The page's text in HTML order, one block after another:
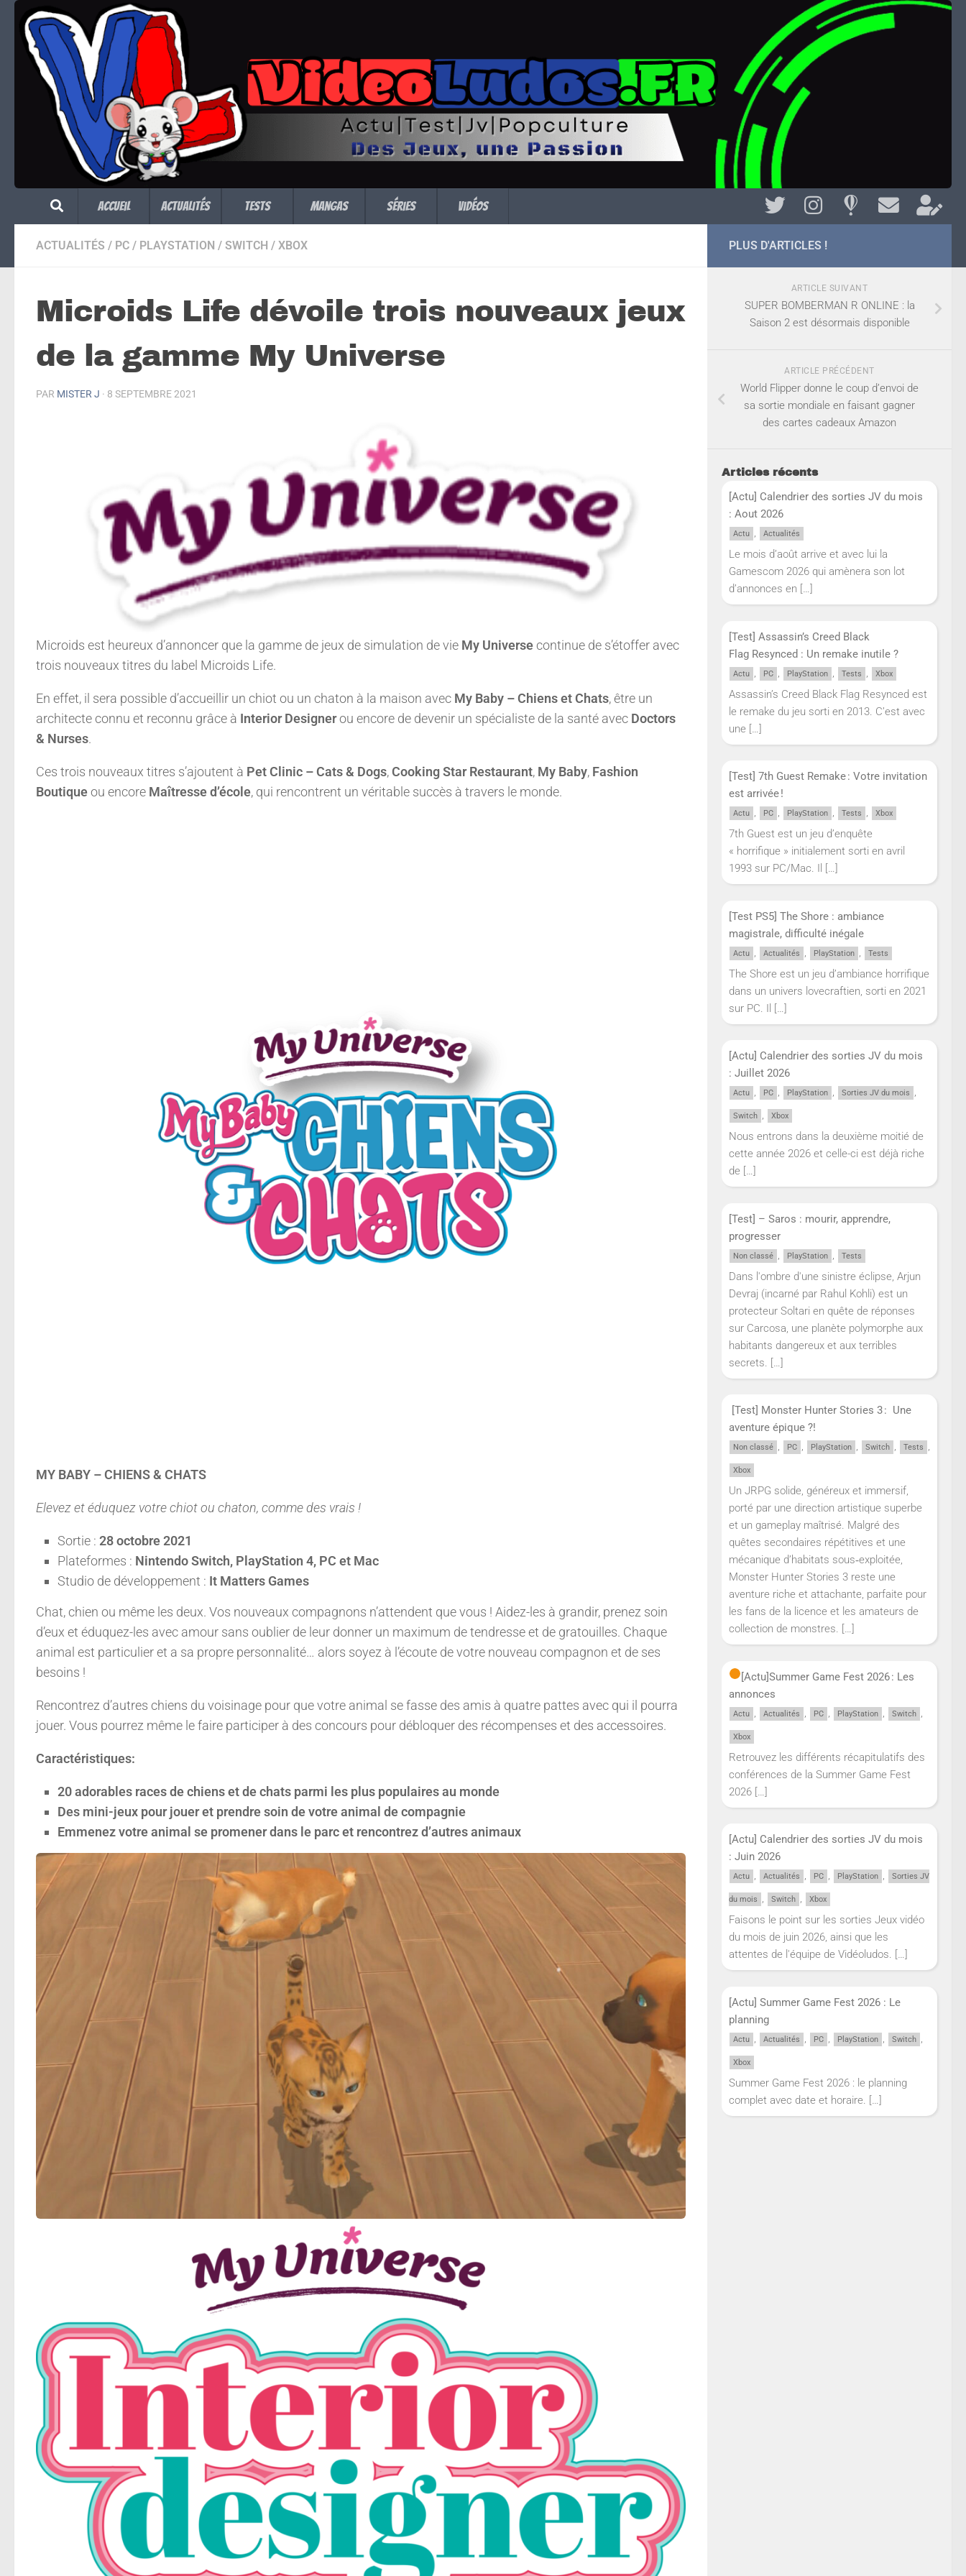
Skip to content
Accueil Actualités Tests Mangas Séries Vidéos
ACTUALITÉS / PC / PLAYSTATION / SWITCH / XBOX
Microids Life dévoile trois nouveaux jeux
de la gamme My Universe
PAR MISTER J · 8 SEPTEMBRE 2021
Microids est heureux d’annoncer que la gamme de jeux de simulation de vie My Universe continue de s’étoffer avec
trois nouveaux titres du label Microids Life.
En effet, il sera possible d’accueillir un chiot ou un chaton à la maison avec My Baby – Chiens et Chats, être un
architecte connu et reconnu grâce à Interior Designerou encore de devenir un spécialiste de la santé avec Doctors
& Nurses.
Ces trois nouveaux titres s’ajoutent à Pet Clinic – Cats & Dogs,Cooking Star Restaurant, My Baby, Fashion
Boutiqueou encore Maîtresse d’école, qui rencontrent un véritable succès à travers le monde.
MY BABY – CHIENS & CHATS
Elevez et éduquez votre chiot ou chaton, comme des vrais !
Sortie : 28 octobre 2021
Plateformes : Nintendo Switch, PlayStation 4, PC et Mac
Studio de développement : It Matters Games
Chat, chien ou même les deux. Vos nouveaux compagnons n’attendent que vous ! Aidez-les à grandir, prenez soin
d’eux et éduquez-les avec amour sans oublier de leur donner un maximum de tendresse et de gratouilles. Chaque
animal est particulier et a sa propre personnalité… alors soyez à l’écoute de votre nouveau compagnon et de ses
besoins !
Rencontrez d’autres chiens du voisinage pour que votre animal se fasse des amis à quatre pattes avec qui il pourra
jouer. Vous pourrez même le faire participer à des concours pour débloquer des récompenses et des accessoires.
Caractéristiques:
20 adorables races de chiens et de chats parmi les plus populaires au monde
Des mini-jeux pour jouer et prendre soin de votre animal de compagnie
Emmenez votre animal se promener dans le parc et rencontrez d’autres animaux
PLUS D'ARTICLES !
ARTICLE SUIVANT
SUPER BOMBERMAN R ONLINE : la
Saison 2 est désormais disponible
ARTICLE PRÉCÉDENT
World Flipper donne le coup d’envoi de
sa sortie mondiale en faisant gagner
des cartes cadeaux Amazon
Articles récents
[Actu] Calendrier des sorties JV du mois
: Aout 2026
Actu , Actualités
Le mois d’août arrive et avec lui la
Gamescom 2026 qui amènera son lot
d’annonces en […]
[Test] Assassin’s Creed Black
Flag Resynced : Un remake inutile ?
Actu , PC , PlayStation , Tests , Xbox
Assassin’s Creed Black Flag Resynced est
le remake du jeu sorti en 2013. C’est avec
une […]
[Test] 7th Guest Remake : Votre invitation
est arrivée !
Actu , PC , PlayStation , Tests , Xbox
7th Guest est un jeu d’enquête
« horrifique » initialement sorti en avril
1993 sur PC/Mac. Il
[…]
[Test PS5] The Shore : ambiance
magistrale, difficulté inégale
Actu , Actualités , PlayStation , Tests
The Shore est un jeu d’ambiance horrifique
dans un univers lovecraftien, sorti en 2021
sur PC. Il […]
[Actu] Calendrier des sorties JV du mois
: Juillet 2026
Actu , PC , PlayStation , Sorties JV du mois ,
Switch , Xbox
Nous entrons dans la deuxième moitié de
cette année 2026 et celle-ci est déjà riche
de […]
[Test] – Saros : mourir, apprendre,
progresser
Non classé , PlayStation , Tests
Dans l'ombre d'une sinistre éclipse, Arjun
Devraj (incarné par Rahul Kohli) est un
protecteur Soltari en quête de réponses
sur Carcosa, une planète polymorphe aux
habitants dangereux et aux terribles
secrets. […]
[Test] Monster Hunter Stories 3 : Une
aventure épique ?!
Non classé , PC , PlayStation , Switch , Tests ,
Xbox
Un JRPG solide, généreux et immersif,
porté par une direction artistique superbe
et un gameplay maîtrisé. Malgré des
quêtes secondaires répétitives et une
mécanique d’habitats sous‑exploitée,
Monster Hunter Stories 3 reste une
aventure riche et attachante, parfaite pour
les fans de la licence et les amateurs de
collection de monstres. […]
[Actu]Summer Game Fest 2026 : Les
annonces
Actu , Actualités , PC , PlayStation , Switch ,
Xbox
Retrouvez les différents récapitulatifs des
conférences de la Summer Game Fest
2026 […]
[Actu] Calendrier des sorties JV du mois
: Juin 2026
Actu , Actualités , PC , PlayStation , Sorties JV
du mois , Switch , Xbox
Faisons le point sur les sorties Jeux vidéo
du mois de juin 2026, ainsi que les
attentes de l'équipe de Vidéoludos. […]
[Actu] Summer Game Fest 2026 : Le
planning
Actu , Actualités , PC , PlayStation , Switch ,
Xbox
Summer Game Fest 2026 : le planning
complet avec date et horaire. […]